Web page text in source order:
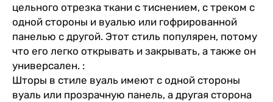
цельного отрезка ткани с тиснением, с треком с
одной стороны и вуалью или гофрированной
панелью с другой. Этот стиль популярен, потому
что его легко открывать и закрывать, а также он
универсален. :
Шторы в стиле вуаль имеют с одной стороны
вуаль или прозрачную панель, а другая сторона